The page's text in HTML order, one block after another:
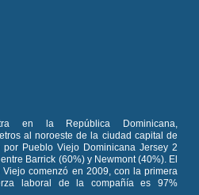
en la República Dominicana,
al noroeste de la ciudad capital de
Pueblo Viejo Dominicana Jersey 2
Barrick (60%) y Newmont (40%). El
comenzó en 2009, con la primera
laboral de la compañía es 97%